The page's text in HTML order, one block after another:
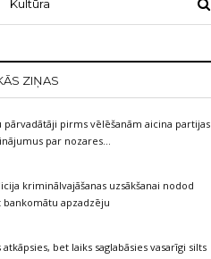
Kultūra
ZIŅAS
pārvadātāji pirms vēlēšanām aicina partijas
par nozares…
kriminālvajāšanas uzsākšanai nodod
apzadzēju
atkāpsies, bet laiks saglabāsies vasarīgi silts